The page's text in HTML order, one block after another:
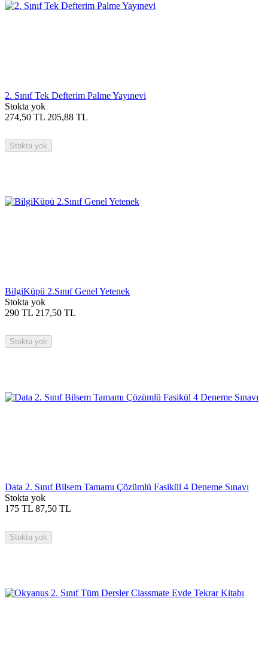
2. Sınıf Tek Defterim Palme Yayınevi
Stokta yok
274,50 TL 205,88 TL
Stokta yok
BilgiKüpü 2.Sınıf Genel Yetenek
Stokta yok
290 TL 217,50 TL
Stokta yok
Data 2. Sınıf Bilsem Tamamı Çözümlü Fasikül 4 Deneme Sınavı
Stokta yok
175 TL 87,50 TL
Stokta yok